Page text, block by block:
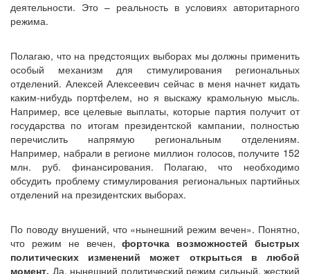
деятельности. Это – реальность в условиях авторитарного
режима.
Полагаю, что на предстоящих выборах мы должны применить
особый механизм для стимулирования региональных
отделений. Алексей Алексеевич сейчас в меня начнет кидать
каким-нибудь портфелем, но я выскажу крамольную мысль.
Например, все целевые выплаты, которые партия получит от
государства по итогам президентской кампании, полностью
перечислить напрямую региональным отделениям.
Например, набрали в регионе миллион голосов, получите 152
млн. руб. финансирования. Полагаю, что необходимо
обсудить проблему стимулирования региональных партийных
отделений на президентских выборах.
По поводу внушений, что «нынешний режим вечен». Понятно,
что режим не вечен,форточка возможностей быстрых
политических изменений может открыться в любой
момент. Да, нынешний политический режим сильный, жесткий